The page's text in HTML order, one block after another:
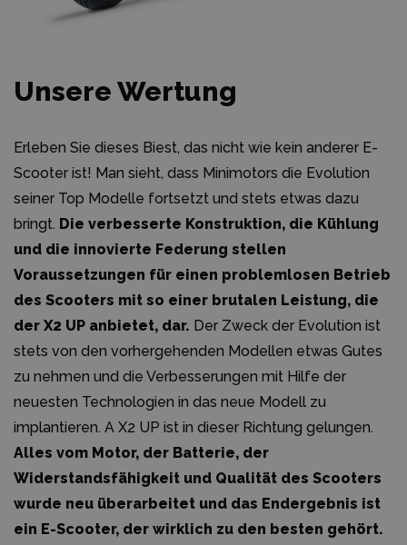
Unsere Wertung
Erleben Sie dieses Biest, das nicht wie kein anderer E-
Scooter ist! Man sieht, dass Minimotors die Evolution
seiner Top Modelle fortsetzt und stets etwas dazu
bringt. Die verbesserte Konstruktion, die Kühlung
und die innovierte Federung stellen
Voraussetzungen für einen problemlosen Betrieb
des Scooters mit so einer brutalen Leistung, die
der X2 UP anbietet, dar. Der Zweck der Evolution ist
stets von den vorhergehenden Modellen etwas Gutes
zu nehmen und die Verbesserungen mit Hilfe der
neuesten Technologien in das neue Modell zu
implantieren. A X2 UP ist in dieser Richtung gelungen.
Alles vom Motor, der Batterie, der
Widerstandsfähigkeit und Qualität des Scooters
wurde neu überarbeitet und das Endergebnis ist
ein E-Scooter, der wirklich zu den besten gehört.